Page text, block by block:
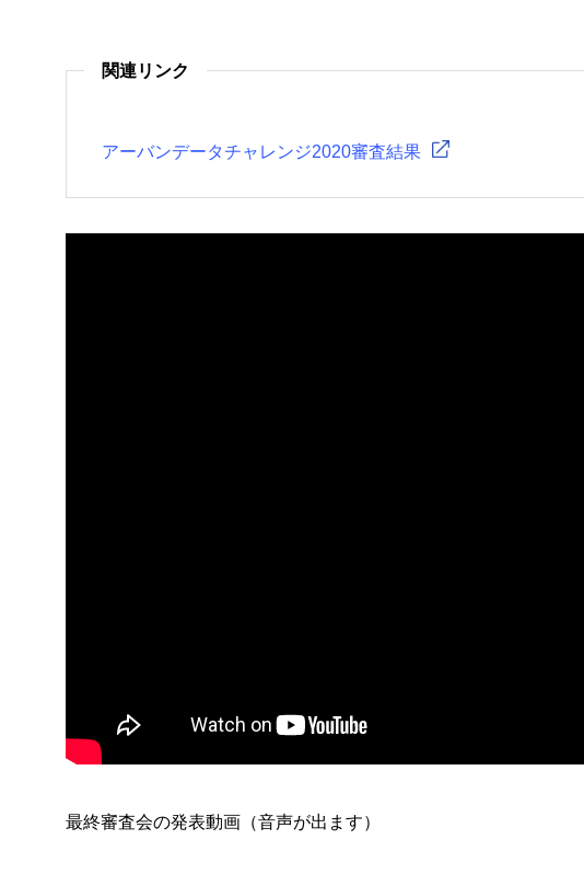
関連リンク
アーバンデータチャレンジ2020審査結果
最終審査会の発表動画（音声が出ます）